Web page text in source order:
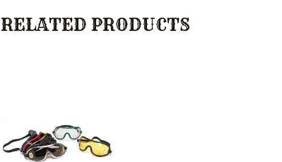
RELATED PRODUCTS